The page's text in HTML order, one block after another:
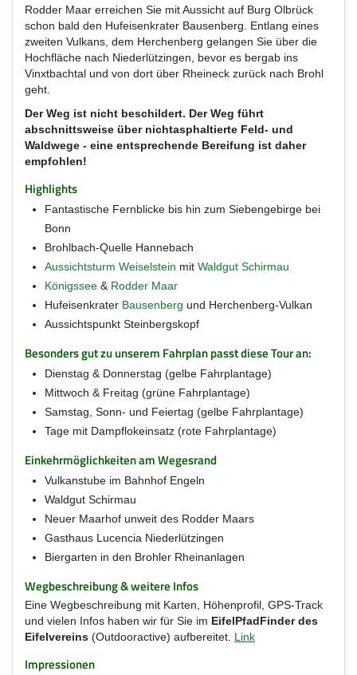
Rodder Maar erreichen Sie mit Aussicht auf Burg Olbrück
schon bald den Hufeisenkrater Bausenberg. Entlang eines
zweiten Vulkans, dem Herchenberg gelangen Sie über die
Hochfläche nach Niederlützingen, bevor es bergab ins
Vinxtbachtal und von dort über Rheineck zurück nach Brohl
geht.
Der Weg ist nicht beschildert. Der Weg führt
abschnittsweise über nichtasphaltierte Feld- und
Waldwege - eine entsprechende Bereifung ist daher
empfohlen!
Highlights
Fantastische Fernblicke bis hin zum Siebengebirge bei
Bonn
Brohlbach-Quelle Hannebach
Aussichtsturm Weiselstein mit Waldgut Schirmau
Königssee & Rodder Maar
Hufeisenkrater Bausenberg und Herchenberg-Vulkan
Aussichtspunkt Steinbergskopf
Besonders gut zu unserem Fahrplan passt diese Tour an:
Dienstag & Donnerstag (gelbe Fahrplantage)
Mittwoch & Freitag (grüne Fahrplantage)
Samstag, Sonn- und Feiertag (gelbe Fahrplantage)
Tage mit Dampflokeinsatz (rote Fahrplantage)
Einkehrmöglichkeiten am Wegesrand
Vulkanstube im Bahnhof Engeln
Waldgut Schirmau
Neuer Maarhof unweit des Rodder Maars
Gasthaus Lucencia Niederlützingen
Biergarten in den Brohler Rheinanlagen
Wegbeschreibung & weitere Infos
Eine Wegbeschreibung mit Karten, Höhenprofil, GPS-Track
und vielen Infos haben wir für Sie im EifelPfadFinder des
Eifelvereins (Outdooractive) aufbereitet. Link
Impressionen